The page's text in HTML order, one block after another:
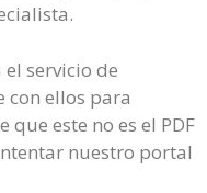
servicio de
con ellos para
que este no es el PDF
nuestro portal